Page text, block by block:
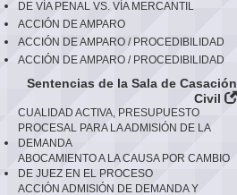
DE VÍA PENAL VS. VÍA MERCANTIL
ACCIÓN DE AMPARO
ACCIÓN DE AMPARO / PROCEDIBILIDAD
ACCIÓN DE AMPARO / PROCEDIBILIDAD
Sentencias de la Sala de Casación
Civil
CUALIDAD ACTIVA, PRESUPUESTO
PROCESAL PARA LA ADMISIÓN DE LA
DEMANDA
ABOCAMIENTO A LA CAUSA POR CAMBIO
DE JUEZ EN EL PROCESO
ACCIÓN ADMISIÓN DE DEMANDA Y